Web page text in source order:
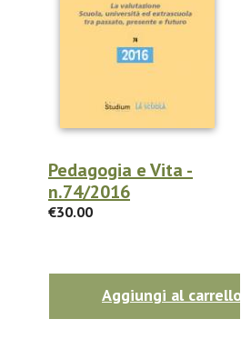
Pedagogia e Vita -
n.74/2016
€30.00
Aggiungi al carrello